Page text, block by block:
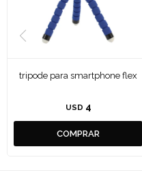
tripode para smartphone flex
USD 4